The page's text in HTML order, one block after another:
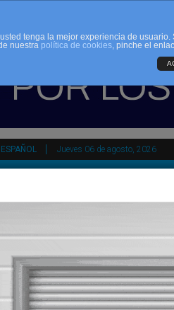
Jueves 06 de agosto, 2026
ANDALUCÍA PAÍS VASCO
tenga la mejor experiencia de
nuestra política de cookies, pinche el